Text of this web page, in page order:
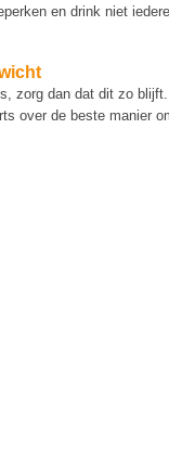
en drink niet
zorg dan dat dit zo
over de beste manier